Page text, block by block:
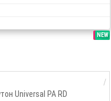
SALE
NEW
Universal PA RD